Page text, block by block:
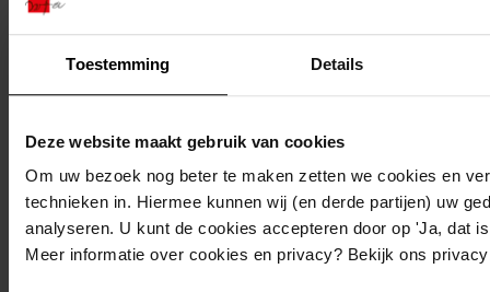
Toestemming Details
Deze website maakt gebruik van cookies
Om uw bezoek nog beter te maken zetten we cookies en
technieken in. Hiermee kunnen wij (en derde partijen) uw
analyseren. U kunt de cookies accepteren door op 'Ja, dat
Meer informatie over cookies en privacy? Bekijk ons
Bouw 23 verkoopwoningen met bergingen of
1970
Beschrijving:
Bouw 23 verkoopwoningen met bergingen of garages
Datum vergunning:
22-09-1970